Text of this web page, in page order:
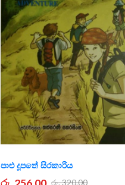
පාළු දූපතේ සිරකාරිය
රු. 320.00